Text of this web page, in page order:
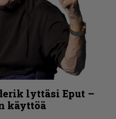
lyttäsi Eput –
käyttöä